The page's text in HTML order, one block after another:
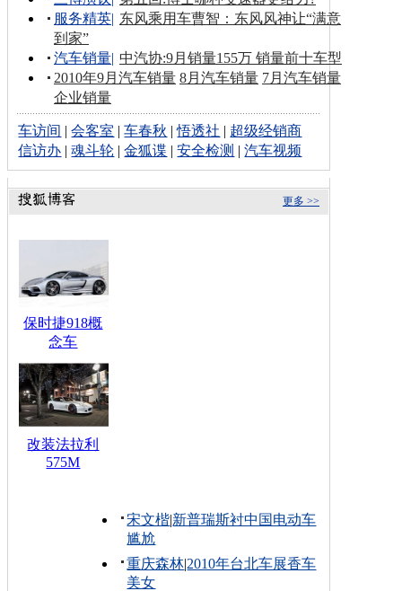
服务精英| 东风乘用车曹智：东风风神让“满意
到家”
汽车销量| 中汽协:9月销量155万 销量前十车型
2010年9月汽车销量 8月汽车销量 7月汽车销量
企业销量
车访间 |会客室 |车春秋 |悟透社 | 超级经销商
信访办 |魂斗轮 |金狐谍 |安全检测 |汽车视频
更多 >>
保时捷918概
念车
改装法拉利
575M
宋文楷|新普瑞斯衬中国电动车
尴尬
重庆森林|2010年台北车展香车
美女